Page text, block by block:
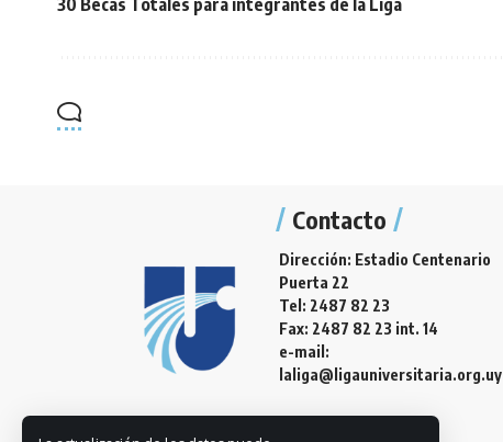
30 Becas Totales para integrantes de la Liga
Contacto
Dirección: Estadio Centenario
Puerta 22
Tel: 2487 82 23
Fax: 2487 82 23 int. 14
e-mail:
laliga@ligauniversitaria.org.uy